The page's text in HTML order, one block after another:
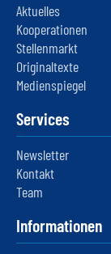
Aktuelles
Kooperationen
Stellenmarkt
Originaltexte
Medienspiegel
Services
Newsletter
Kontakt
Team
Informationen